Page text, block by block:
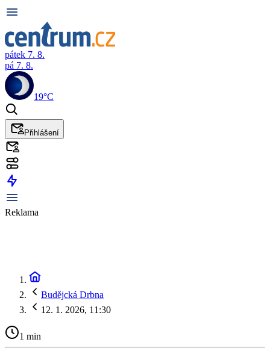
pátek 7. 8.
pá 7. 8.
19°C
Přihlášení
Reklama
Budějcká Drbna
12. 1. 2026, 11:30
1 min